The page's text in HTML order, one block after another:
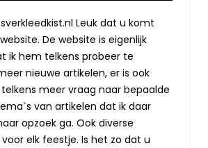
Leuk dat u komt
De website is eigenlijk
ik hem telkens probeer te
nieuwe artikelen, er is ook
meer vraag naar bepaalde
van artikelen dat ik daar
opzoek ga. Ook diverse
elk feestje. Is het zo dat u